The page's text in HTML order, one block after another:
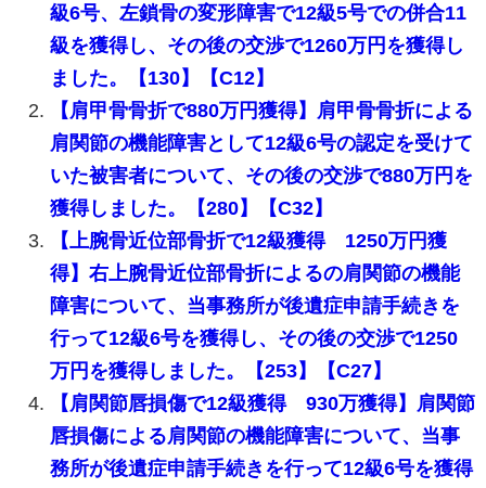
級6号、左鎖骨の変形障害で12級5号での併合11
級を獲得し、その後の交渉で1260万円を獲得し
ました。【130】【C12】
【肩甲骨骨折で880万円獲得】肩甲骨骨折による
肩関節の機能障害として12級6号の認定を受けて
いた被害者について、その後の交渉で880万円を
獲得しました。【280】【C32】
【上腕骨近位部骨折で12級獲得 1250万円獲
得】右上腕骨近位部骨折によるの肩関節の機能
障害について、当事務所が後遺症申請手続きを
行って12級6号を獲得し、その後の交渉で1250
万円を獲得しました。【253】【C27】
【肩関節唇損傷で12級獲得 930万獲得】肩関節
唇損傷による肩関節の機能障害について、当事
務所が後遺症申請手続きを行って12級6号を獲得